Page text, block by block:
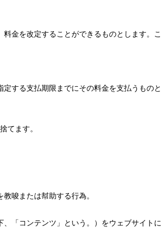
金を改定することができるものとします。こ
する支払期限までにその料金を支払うものと
てます。
唆または幇助する行為。
「コンテンツ」という。）をウェブサイトに